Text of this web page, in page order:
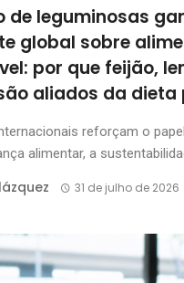
de leguminosas
global sobre
por que feijão,
aliados da
reforçam o
alimentar, a
31 de julho de 2026